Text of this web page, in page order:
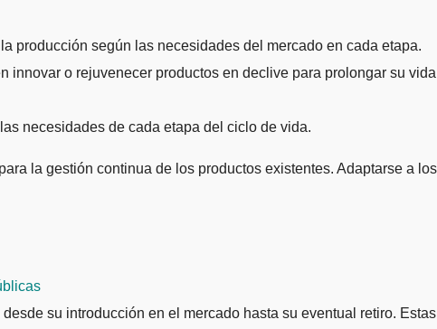
producción según las necesidades del mercado en cada etapa.
innovar o rejuvenecer productos en declive para prolongar su vida
necesidades de cada etapa del ciclo de vida.
la gestión continua de los productos existentes. Adaptarse a los
su introducción en el mercado hasta su eventual retiro. Estas